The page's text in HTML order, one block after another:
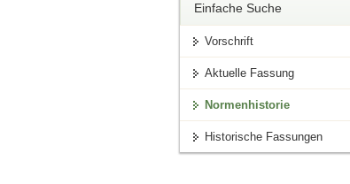
Einfache Suche
Vorschrift
Aktuelle Fassung
Normenhistorie
Historische Fassungen